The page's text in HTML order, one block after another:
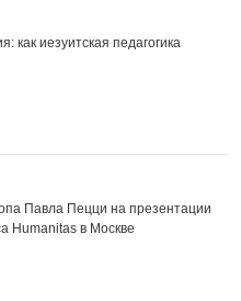
как иезуитская педагогика
Павла Пецци на презентации
Нumanitas в Москве